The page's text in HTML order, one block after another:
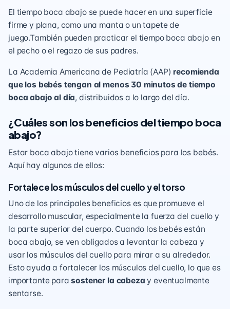
El tiempo boca abajo se puede hacer en una superficie
firme y plana, como una manta o un tapete de
juego.También pueden practicar el tiempo boca abajo en
el pecho o el regazo de sus padres.
La Academia Americana de Pediatría (AAP) recomienda
que los bebés tengan al menos 30 minutos de tiempo
boca abajo al día, distribuidos a lo largo del día.
¿Cuáles son los beneficios del tiempo boca
abajo?
Estar boca abajo tiene varios beneficios para los bebés.
Aquí hay algunos de ellos:
Fortalece los músculos del cuello y el torso
Uno de los principales beneficios es que promueve el
desarrollo muscular, especialmente la fuerza del cuello y
la parte superior del cuerpo. Cuando los bebés están
boca abajo, se ven obligados a levantar la cabeza y
usar los músculos del cuello para mirar a su alrededor.
Esto ayuda a fortalecer los músculos del cuello, lo que es
importante parasostener la cabeza y eventualmente
sentarse.